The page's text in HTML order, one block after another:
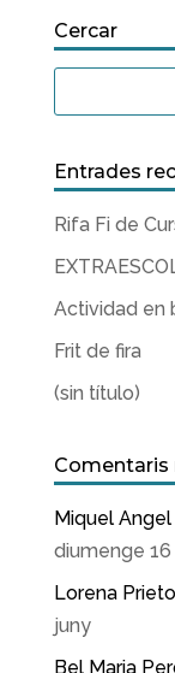
Cercar
Entrades
Rifa Fi de
Actividad en
Frit de fira
(sin título)
Comentaris
Miquel
diumenge
Lorena Prieto
juny
Bel Maria